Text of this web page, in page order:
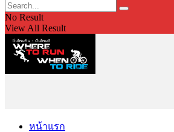
No Result
View All Result
หน้าแรก